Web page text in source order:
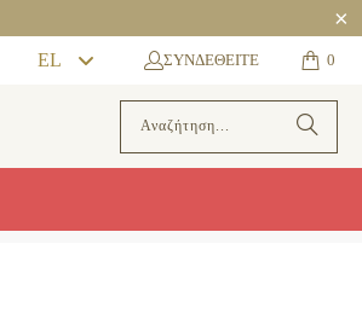
Language
EL ΣΥΝΔΕΘΕΊΤΕ 0